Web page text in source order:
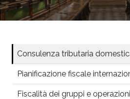
Consulenza tributaria
Pianificazione fiscale
Fiscalità dei gruppi e